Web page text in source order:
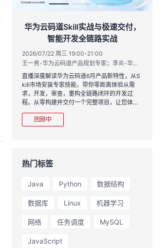
华为云码道Skill实战与极速交付，
智能开发全链路实战
2026/07/22 周三 19:00-21:00
王一男-华为云码道产品规划专家；李炎-华为云码道产品专家；姜浩-华为云HCDG核心组成员
直播深度解读华为云码道6月产品新特性，从S
kill市场安装专家技能，带你零距离体验从需
求，开发，审查，重构全链路闭环的开发过
程。从零构建并交付一个完整项目，让您体验
从代码提交到服务上线的“极速”之旅。
回顾中
热门标签
Java Python 数据结构
数据库 Linux 机器学习
网络 任务调度 MySQL
JavaScript